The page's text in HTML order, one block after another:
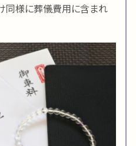
同様に葬儀費用に含まれ